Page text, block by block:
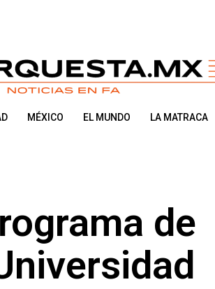
MÉXICO EL MUNDO LA MATRACA
de